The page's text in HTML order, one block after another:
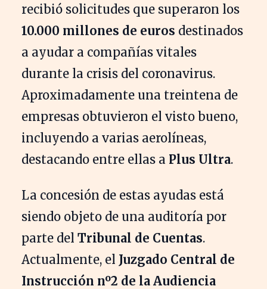
recibió solicitudes que superaron los
10.000 millones de euros destinados
a ayudar a compañías vitales
durante la crisis del coronavirus.
Aproximadamente una treintena de
empresas obtuvieron el visto bueno,
incluyendo a varias aerolíneas,
destacando entre ellas a Plus Ultra.
La concesión de estas ayudas está
siendo objeto de una auditoría por
parte del Tribunal de Cuentas.
Actualmente, el Juzgado Central de
Instrucción nº2 de la Audiencia